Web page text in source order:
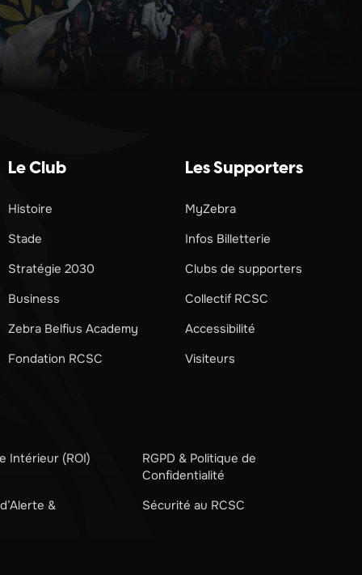
Le Club
Histoire
Stade
Stratégie 2030
Business
Zebra Belfius Academy
Fondation RCSC
Les Supporters
MyZebra
Infos Billetterie
Clubs de supporters
Collectif RCSC
Accessibilité
Visiteurs
Intérieur (ROI)
RGPD & Politique de
Confidentialité
&
Sécurité au RCSC